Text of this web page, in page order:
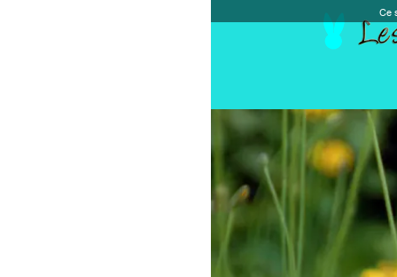
Ce site et des sites tiers qu'il utilise collectent des